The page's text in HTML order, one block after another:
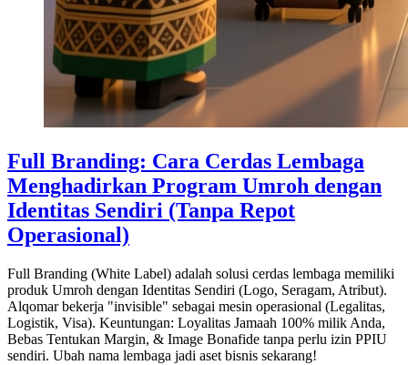
Full Branding: Cara Cerdas Lembaga
Menghadirkan Program Umroh dengan
Identitas Sendiri (Tanpa Repot
Operasional)
Full Branding (White Label) adalah solusi cerdas lembaga memiliki
produk Umroh dengan Identitas Sendiri (Logo, Seragam, Atribut).
Alqomar bekerja "invisible" sebagai mesin operasional (Legalitas,
Logistik, Visa). Keuntungan: Loyalitas Jamaah 100% milik Anda,
Bebas Tentukan Margin, & Image Bonafide tanpa perlu izin PPIU
sendiri. Ubah nama lembaga jadi aset bisnis sekarang!